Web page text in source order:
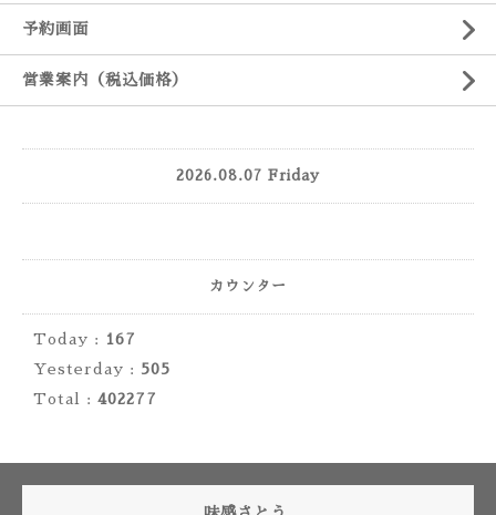
予約画面
営業案内（税込価格）
2026.08.07 Friday
カウンター
Today :
167
Yesterday : 505
Total : 402277